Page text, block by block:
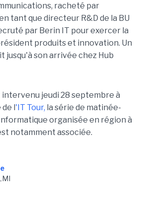
racheté par
tant que directeur R&D de la BU
par Berin IT pour exercer la
produits et innovation. Un
jusqu'à son arrivée chez Hub
intervenu jeudi 28 septembre à
l 'IT Tour, la série de matinée-
organisée en région à
notamment associée.